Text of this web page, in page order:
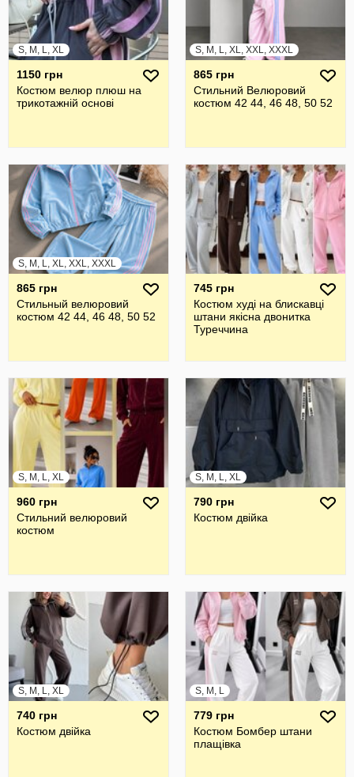
S, M, L, XL
1150 грн
Костюм велюр плюш на
трикотажній основі
S, M, L, XL, XXL, XXXL
865 грн
Стильний Велюровий
костюм 42 44, 46 48, 50 52
S, M, L, XL, XXL, XXXL
865 грн
Стильный велюровий
костюм 42 44, 46 48, 50 52
745 грн
Костюм худі на блискавці
штани якісна двонитка
Туреччина
S, M, L, XL
960 грн
Стильний велюровий
костюм
S, M, L, XL
790 грн
Костюм двійка
S, M, L, XL
740 грн
Костюм двійка
S, M, L
779 грн
Костюм Бомбер штани
плащівка